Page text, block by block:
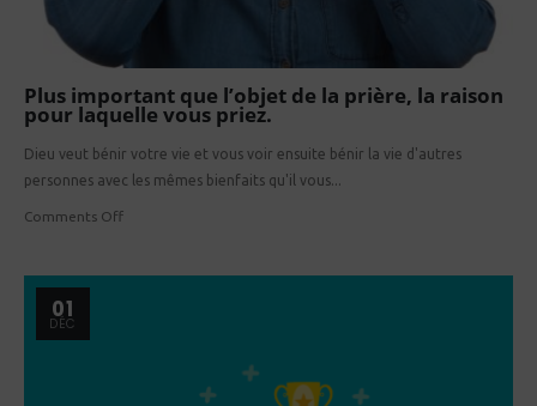
Plus important que l’objet de la prière, la raison
pour laquelle vous priez.
Dieu veut bénir votre vie et vous voir ensuite bénir la vie d'autres
personnes avec les mêmes bienfaits qu'il vous...
Comments Off
01
DÉC